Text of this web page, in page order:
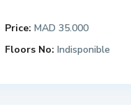
Price: MAD 35.000
Floors No: Indisponible